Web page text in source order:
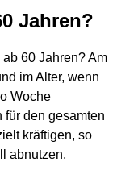
Jahren?
60 Jahren? Am
im Alter, wenn
Woche
für den gesamten
kräftigen, so
abnutzen.